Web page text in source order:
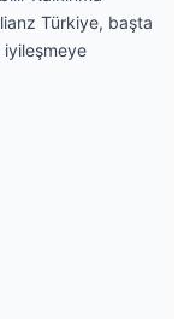
Türkiye, başta
iyileşmeye